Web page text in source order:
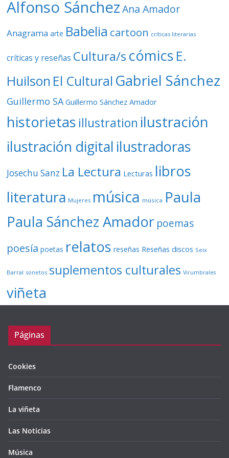
Alfonso Sánchez Ana Amador
Anagrama arte Babelia cartoon críticas literarias
críticas y reseñas Cultura/s cómics E.
Huilson El Cultural Gabriel Sánchez
Guillermo SA Guillermo Sánchez Amador
historietas illustration ilustración
ilustración digital ilustradoras
Josechu Sanz La Lectura Lecturas libros
literatura Mujeres música música Paula
Paula Sánchez Amador poemas
poesía poetas relatos reseñas Reseñas discos Seix
Barral sonetos suplementos culturales Virumbrales
viñeta
Páginas
Cookies
Flamenco
La viñeta
Las Noticias
Música